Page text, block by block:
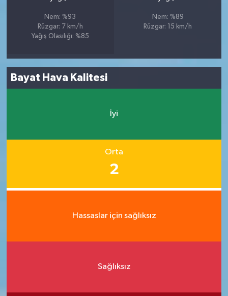
Nem: %93
Rüzgar: 7 km/h
Yağış Olasılığı: %85
Nem: %89
Rüzgar: 15 km/h
Bayat Hava Kalitesi
İyi
Orta
2
Hassaslar için sağlıksız
Sağlıksız